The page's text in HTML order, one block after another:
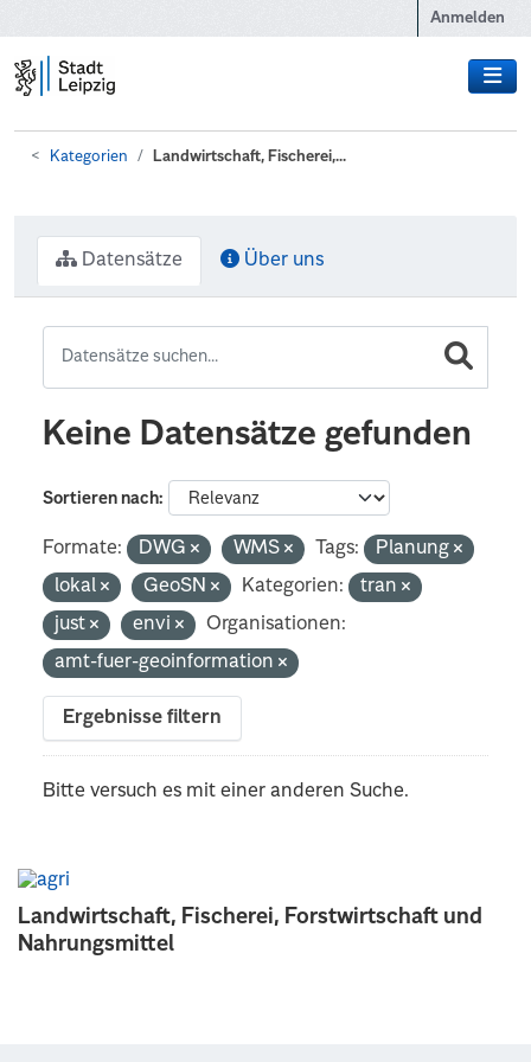
Anmelden
Kategorien Landwirtschaft, Fischerei,...
Landwirtschaft, Fischerei, Forstwirtschaft und
Nahrungsmittel
Datensätze Über uns
Keine Datensätze gefunden
Sortieren nach
Formate: DWG WMS Tags:
Planung
lokal
GeoSN Kategorien:
tran
just
envi
Organisationen:
amt-fuer-geoinformation
Ergebnisse filtern
Bitte versuch es mit einer anderen Suche.